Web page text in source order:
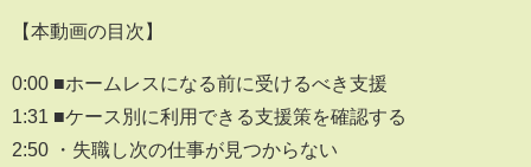
【本動画の目次】
0:00 ■ホームレスになる前に受けるべき支援
1:31 ■ケース別に利用できる支援策を確認する
2:50 ・失職し次の仕事が見つからない